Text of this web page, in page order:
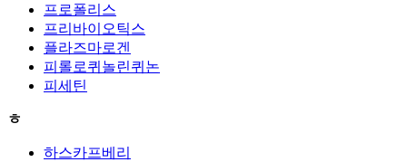
프로폴리스
프리바이오틱스
플라즈마로겐
피롤로퀴놀린퀴논
피세틴
ㅎ
하스카프베리